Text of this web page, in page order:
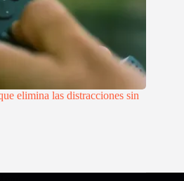
elimina las distracciones sin